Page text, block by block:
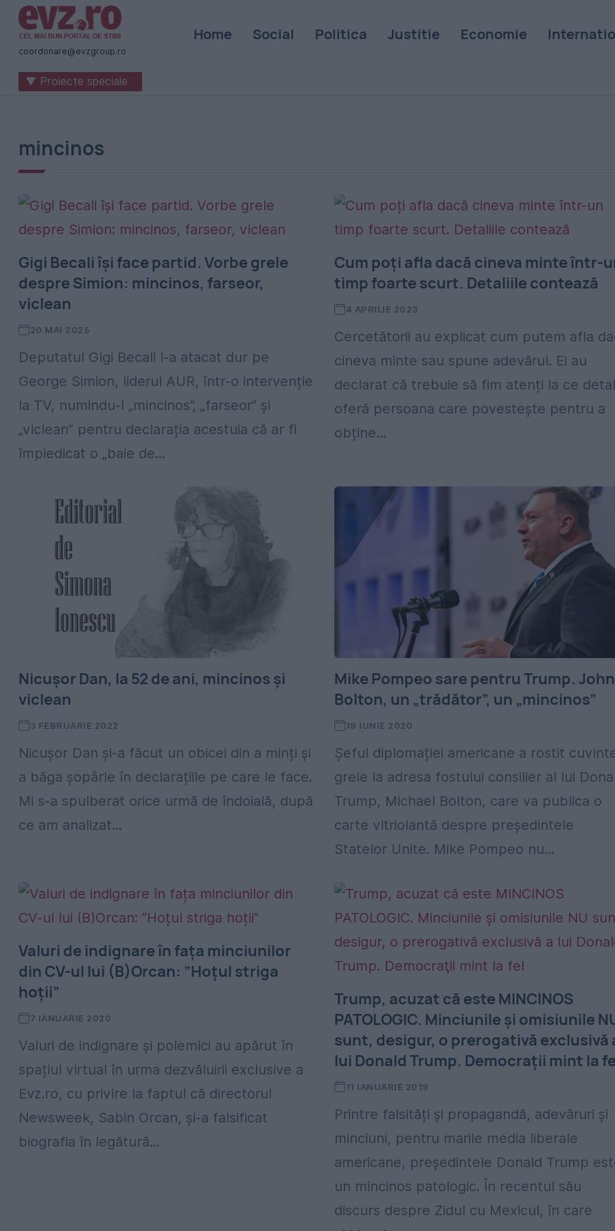
Știri
naționale
internaționale
România
-
Zilei
coordonare@evzgroup.ro
Home Social Politica Justitie Economie
▼ Proiecte speciale
mincinos
Gigi Becali își face partid. Vorbe grele
despre Simion: mincinos, farseor,
viclean
20 MAI 2025
Deputatul Gigi Becali l-a atacat dur pe
George Simion, liderul AUR, într-o intervenție
la TV, numindu-l „mincinos”, „farseor” și
„viclean” pentru declarația acestuia că ar fi
împiedicat o „baie de...
Cum poți afla dacă cineva minte într-
timp foarte scurt. Detaliile contează
4 APRILIE 2023
Cercetătorii au explicat cum putem afla
cineva minte sau spune adevărul. Ei au
declarat că trebuie să fim atenți la ce
oferă persoana care povestește pentru a
obține...
Nicușor Dan, la 52 de ani, mincinos și
viclean
3 FEBRUARIE 2022
Nicușor Dan și-a făcut un obicei din a minți și
a băga șopârle în declarațiile pe care le face.
Mi s-a spulberat orice urmă de îndoială, după
ce am analizat...
Mike Pompeo sare pentru Trump. John
Bolton, un „trădător”, un „mincinos”
19 IUNIE 2020
Șeful diplomației americane a rostit
grele la adresa fostului consilier al lui
Trump, Michael Bolton, care va publica o
carte vitriolantă despre președintele
Statelor Unite. Mike Pompeo nu...
Valuri de indignare în fața minciunilor
din CV-ul lui (B)Orcan: ”Hoțul striga
hoții”
7 IANUARIE 2020
Valuri de indignare și polemici au apărut în
spațiul virtual în urma dezvăluirii exclusive a
Evz.ro, cu privire la faptul că directorul
Newsweek, Sabin Orcan, și-a falsificat
biografia în legătură...
Trump, acuzat că este MINCINOS
PATOLOGIC. Minciunile și omisiunile
sunt, desigur, o prerogativă exclusivă
lui Donald Trump. Democraţii mint la
11 IANUARIE 2019
Printre falsități și propagandă, adevăruri și
minciuni, pentru marile media liberale
americane, președintele Donald Trump
un mincinos patologic. În recentul său
discurs despre Zidul cu Mexicul, în care